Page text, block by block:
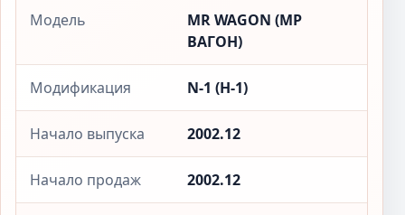
Модель
MR WAGON (МР
ВАГОН)
Модификация N-1 (Н-1)
Начало выпуска 2002.12
Начало продаж 2002.12